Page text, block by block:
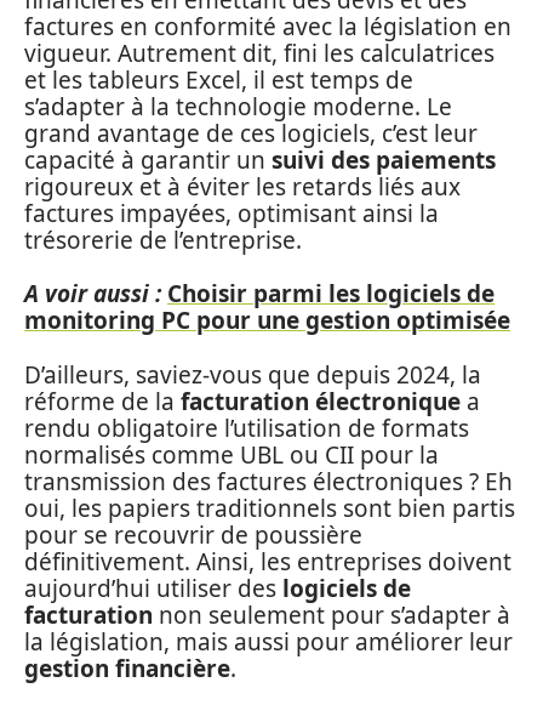
factures en conformité avec la législation en
vigueur. Autrement dit, fini les calculatrices
et les tableurs Excel, il est temps de
s’adapter à la technologie moderne. Le
grand avantage de ces logiciels, c’est leur
capacité à garantir un suivi des paiements
rigoureux et à éviter les retards liés aux
factures impayées, optimisant ainsi la
trésorerie de l’entreprise.
A voir aussi : Choisir parmi les logiciels de
monitoring PC pour une gestion optimisée
D’ailleurs, saviez-vous que depuis 2024, la
réforme de la facturation électronique a
rendu obligatoire l’utilisation de formats
normalisés comme UBL ou CII pour la
transmission des factures électroniques ? Eh
oui, les papiers traditionnels sont bien partis
pour se recouvrir de poussière
définitivement. Ainsi, les entreprises doivent
aujourd’hui utiliser des logiciels de
facturation non seulement pour s’adapter à
la législation, mais aussi pour améliorer leur
gestion financière.